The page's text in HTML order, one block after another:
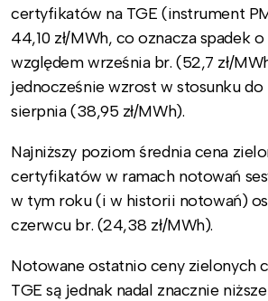
certyfikatów na TGE (instrument
44,10 zł/MWh, co oznacza spadek o
względem września br. (52,7 zł/
jednocześnie wzrost w stosunku do
sierpnia (38,95 zł/MWh).
Najniższy poziom średnia cena
certyfikatów w ramach notowań
w tym roku (i w historii notowań)
czerwcu br. (24,38 zł/MWh).
Notowane ostatnio ceny zielonych
TGE są jednak nadal znacznie